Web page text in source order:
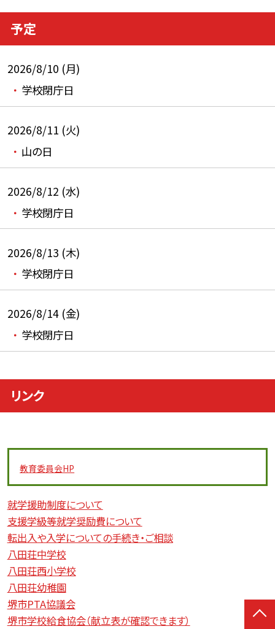
予定
2026/8/10 (月)
学校閉庁日
2026/8/11 (火)
山の日
2026/8/12 (水)
学校閉庁日
2026/8/13 (木)
学校閉庁日
2026/8/14 (金)
学校閉庁日
リンク
教育委員会HP
就学援助制度について
支援学級等就学奨励費について
転出入や入学についての手続き・ご相談
八田荘中学校
八田荘西小学校
八田荘幼稚園
堺市PTA協議会
堺市学校給食協会（献立表が確認できます）